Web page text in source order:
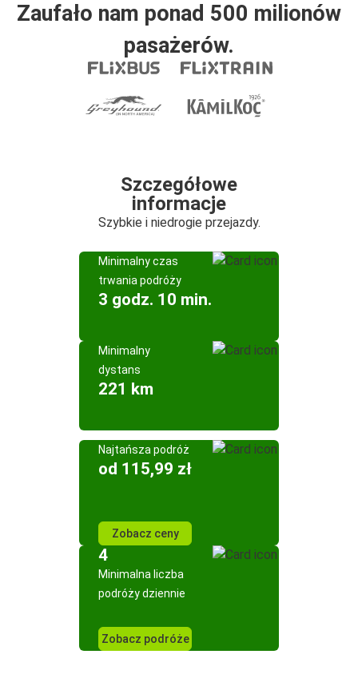
Zaufało nam ponad 500 milionów
pasażerów.
Szczegółowe
informacje
Szybkie i niedrogie przejazdy.
Minimalny czas
trwania podróży
3 godz. 10 min.
Minimalny
dystans
221 km
Najtańsza podróż
od 115,99 zł
Zobacz ceny
4
Minimalna liczba
podróży dziennie
Zobacz podróże